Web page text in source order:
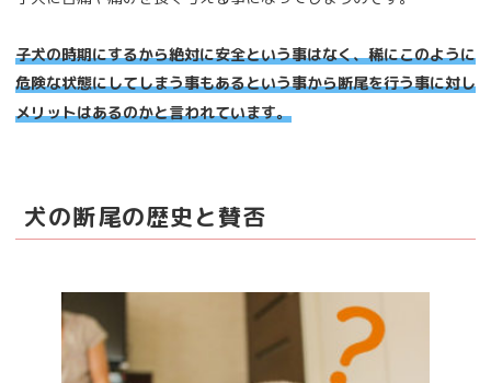
子犬の時期にするから絶対に安全という事はなく、稀にこのように
危険な状態にしてしまう事もあるという事から断尾を行う事に対し
メリットはあるのかと言われています。
犬の断尾の歴史と賛否